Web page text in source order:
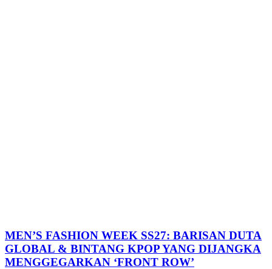
MEN’S FASHION WEEK SS27: BARISAN DUTA
GLOBAL & BINTANG KPOP YANG DIJANGKA
MENGGEGARKAN ‘FRONT ROW’